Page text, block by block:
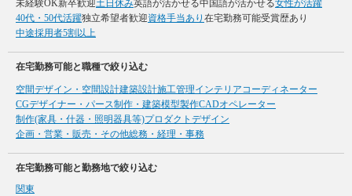
未経験OK新卒歓迎土日休み英語が活かせる中国語が活かせる女性が活躍
40代・50代活躍独立希望者歓迎資格手当あり 在宅勤務可能受賞歴あり
中途採用者5割以上
在宅勤務可能と職種で絞り込む
空間デザイン・空間設計建築設計施工管理インテリアコーディネーター
CGデザイナー・パース制作・建築模型製作CADオペレーター
制作(家具・什器・照明器具等)プロダクトデザイン
企画・営業・販売・その他総務・経理・事務
在宅勤務可能と勤務地で絞り込む
関東